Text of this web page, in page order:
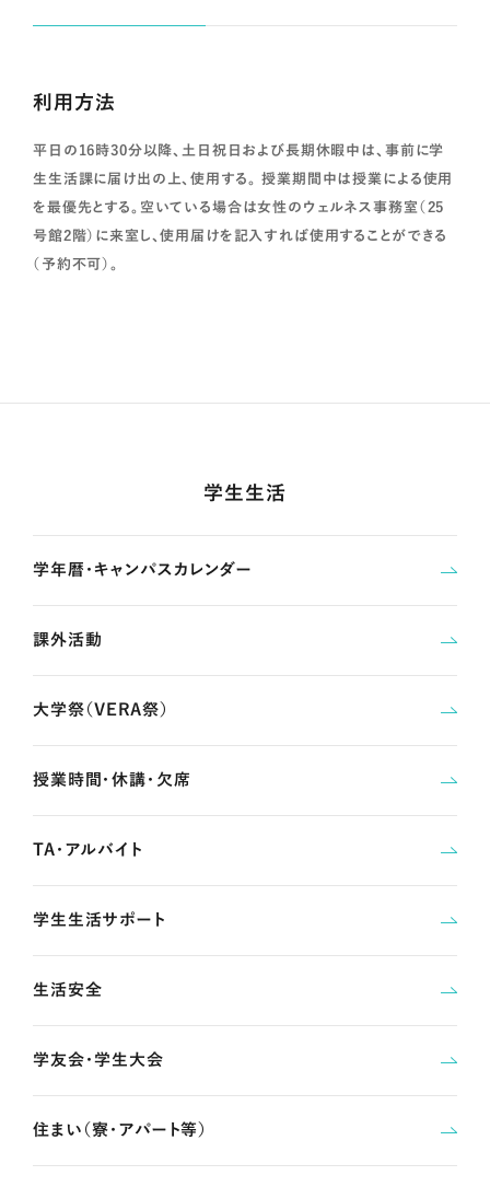
利用方法
平日の16時30分以降、土日祝日および長期休暇中は、事前に学
生生活課に届け出の上、使用する。 授業期間中は授業による使用
を最優先とする。空いている場合は女性のウェルネス事務室（25
号館2階）に来室し、使用届けを記入すれば使用することができる
（予約不可）。
学生生活
学年暦・キャンパスカレンダー
課外活動
大学祭（VERA祭）
授業時間・休講・欠席
TA・アルバイト
学生生活サポート
生活安全
学友会・学生大会
住まい（寮・アパート等）